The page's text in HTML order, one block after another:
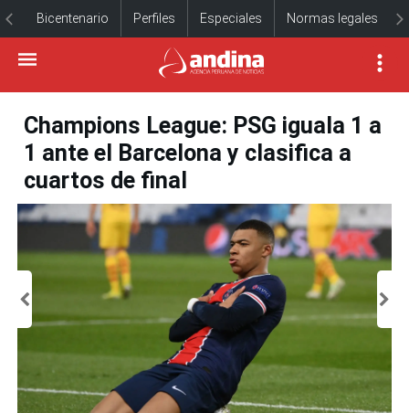
Bicentenario Perfiles Especiales Normas legales
Champions League: PSG iguala 1 a
1 ante el Barcelona y clasifica a
cuartos de final